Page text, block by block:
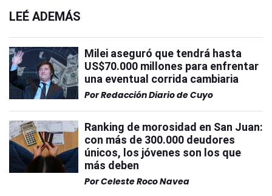
LEÉ ADEMÁS
Milei aseguró que tendrá hasta
US$70.000 millones para enfrentar
una eventual corrida cambiaria
PorRedacción Diario de Cuyo
Ranking de morosidad en San Juan:
con más de 300.000 deudores
únicos, los jóvenes son los que
más deben
PorCeleste Roco Navea